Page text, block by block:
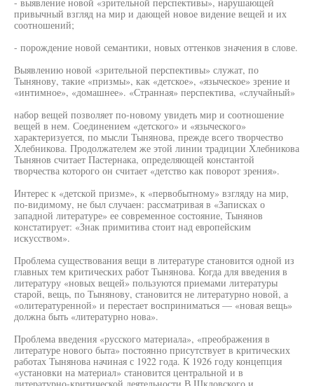
привычный взгляд на мир и дающей новое видение вещей и их
соотношений;
- порождение новой семантики, новых оттенков значения в слове.
Выявлению новой «зрительной перспективы» служат, по
Тынянову, такие «призмы», как «детское», «языческое» зрение и
«интимное», «домашнее». «Странная» перспектива, «случайный»
набор вещей позволяет по-новому увидеть мир и соотношение
вещей в нем. Соединением «детского» и «языческого»
характеризуется, по мысли Тынянова, прежде всего творчество
Хлебникова. Продолжателем же этой линии традиции Хлебникова
Тынянов считает Пастернака, определяющей константой
творчества которого он считает «детство как поворот зрения».
Интерес к «детской призме», к «первобытному» взгляду на мир,
по-видимому, не был случаен: рассматривая в «Записках о
западной литературе» ее современное состояние, Тынянов
констатирует: «Знак примитива стоит над европейским
искусством».
Проблема существования вещи в литературе становится одной из
главных тем критических работ Тынянова. Когда для введения в
литературу «новых вещей» пользуются приемами литературы
старой, вещь, по Тынянову, становится не литературно новой, а
«олитературенной» и перестает восприниматься — «новая вещь»
должна быть «литературно нова».
Проблема введения «русского материала», «преображения в
литературе нового быта» постоянно присутствует в критических
работах Тынянова начиная с 1922 года. К 1926 году концепция
«установки на материал» становится центральной и в